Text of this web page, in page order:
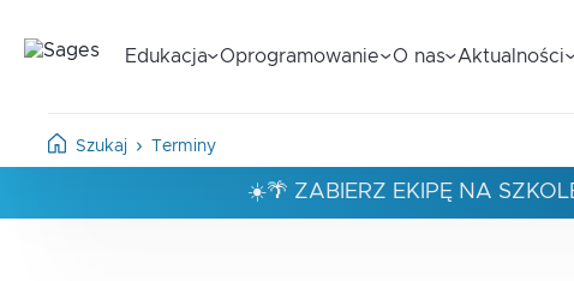
Edukacja Oprogramowanie O nas Aktualności
Szukaj Terminy
☀️🌴 ZABIERZ EKIPĘ NA